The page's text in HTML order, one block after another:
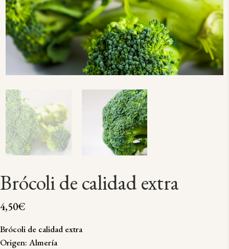
Brócoli de calidad extra
4,50€
Brócoli de calidad extra
Origen: Almería